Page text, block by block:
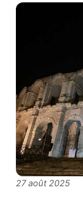
27 août 2025